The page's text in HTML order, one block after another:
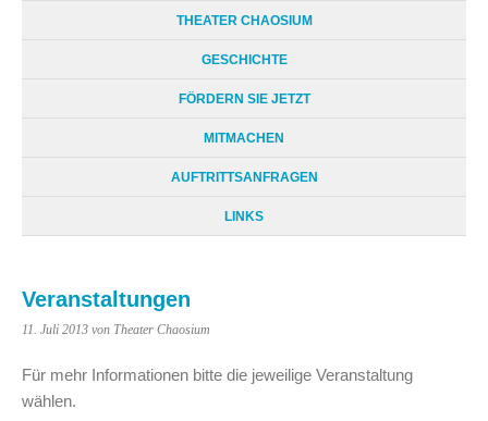
THEATER CHAOSIUM
GESCHICHTE
FÖRDERN SIE JETZT
MITMACHEN
AUFTRITTSANFRAGEN
LINKS
Veranstaltungen
11. Juli 2013 von Theater Chaosium
Für mehr Informationen bitte die jeweilige Veranstaltung
wählen.